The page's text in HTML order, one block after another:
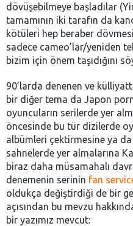
dövüşebilmeye başladılar
tamamının iki tarafın da
kötüleri hep beraber
sadece cameo’lar/yeniden
bizim için önem taşıdığını
90’larda denenen ve
bir diğer tema da Japon
oyuncuların serilerde yer
öncesinde bu tür dizilerde
albümleri çektirmesine ya
sahnelerde yer almalarına
biraz daha müsamahalı
denemenin serinin fan
oldukça değiştirdiği de bir
açısından bu mevzu
bir yazımız mevcut: